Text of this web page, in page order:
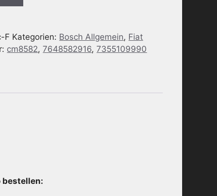
F Kategorien: Bosch Allgemein, Fiat
cm8582,7648582916,7355109990
bestellen: